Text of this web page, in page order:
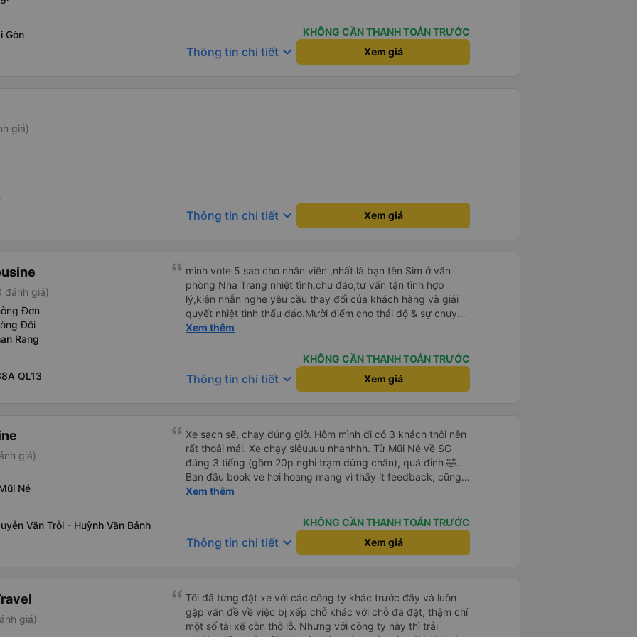
Gòn
KHÔNG CẦN THANH TOÁN TRƯỚC
Thông tin chi tiết keyboard_arrow_down Xem giá
giá)
Thông tin chi tiết keyboard_arrow_down Xem giá
đánh giá)
Đơn
Đôi
Rang
QL13
mình vote 5 sao cho nhân viên ,nhất là bạn tên Sim ở văn
phòng Nha Trang nhiệt tình,chu đáo,tư vấn tận tình hợp
lý,kiên nhẫn nghe yêu cầu thay đổi của khách hàng và giải
quyết nhiệt tình thấu đáo.Mười điểm cho thái độ & sự chuyên
nghiệp của bạn Sim. Mình ấn tượng với bạn Sim và có hỏi
nở nhẹ nhàng ánh mắt rất tập trung lắng nghe. Thật tuyệt
và rất ok,Về thái độ nhân viên &tài xế thì mình chắc chắn ăn
lót tấm nệm mỏng (mình đã từng trải nghiệm) để khi bẩn thì
giặt ,chứ nằm trực tiếp trên ghế da thì rất mau hôi và ko vệ
sinh được, mình nằm cứ cảm giác nằm chung mồ hôi với
người lạ nên mình cứ phải mang cái mền mỏng để lót nằm.
Chúc hãng xe luôn suôn sẻ ,thượng lộ bình an Hẹn gặp lại
Xem thêm
KHÔNG CẦN THANH TOÁN TRƯỚC
Thông tin chi tiết keyboard_arrow_down Xem giá
giá)
Né
Văn Trỗi - Huỳnh Văn Bánh
Xe sạch sẽ, chạy đúng giờ. Hôm mình đi có 3 khách thôi nên
rất thoải mái. Xe chạy siêuuuu nhanhhh. Từ Mũi Né về SG
đúng 3 tiếng (gồm 20p nghỉ trạm dừng chân), quá đỉnh 🤣.
Ban đầu book vé hơi hoang mang vì thấy ít feedback, cũng
ko thấy nhà xe gọi xác nhận. Bên đây tx chỉ gọi trước 30p
và mail. Góp ý với nhà xe là nên gọi xác nhận với khách sau
khi khách book vé và thanh toán thành công nha.
Xem thêm
KHÔNG CẦN THANH TOÁN TRƯỚC
Thông tin chi tiết keyboard_arrow_down Xem giá
giá)
Tôi đã từng đặt xe với các công ty khác trước đây và luôn
gặp vấn đề về việc bị xếp chỗ khác với chỗ đã đặt, thậm chí
một số tài xế còn thô lỗ. Nhưng với công ty này thì trải